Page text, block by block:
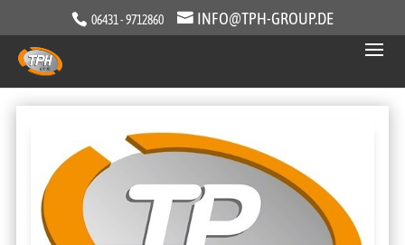
06431 - 9712860 INFO@TPH-GROUP.DE